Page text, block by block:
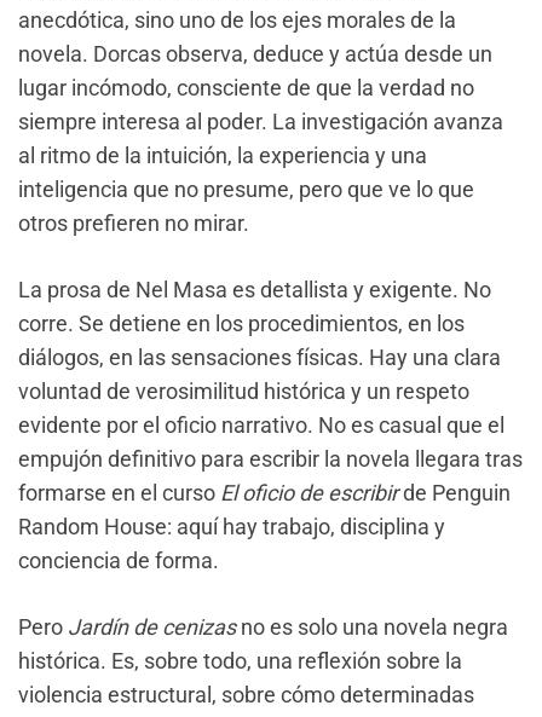
anecdótica, sino uno de los ejes morales de la
novela. Dorcas observa, deduce y actúa desde un
lugar incómodo, consciente de que la verdad no
siempre interesa al poder. La investigación avanza
al ritmo de la intuición, la experiencia y una
inteligencia que no presume, pero que ve lo que
otros prefieren no mirar.
La prosa de Nel Masa es detallista y exigente. No
corre. Se detiene en los procedimientos, en los
diálogos, en las sensaciones físicas. Hay una clara
voluntad de verosimilitud histórica y un respeto
evidente por el oficio narrativo. No es casual que el
empujón definitivo para escribir la novela llegara tras
formarse en el curso El oficio de escribirde Penguin
Random House: aquí hay trabajo, disciplina y
conciencia de forma.
Pero Jardín de cenizasno es solo una novela negra
histórica. Es, sobre todo, una reflexión sobre la
violencia estructural, sobre cómo determinadas